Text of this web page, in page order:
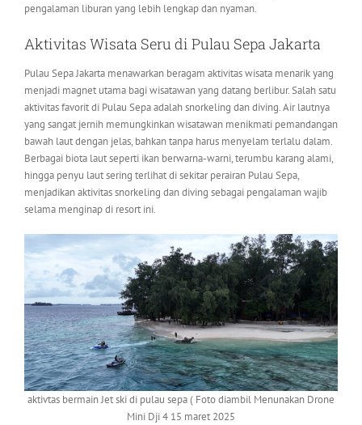
pengalaman liburan yang lebih lengkap dan nyaman.
Aktivitas Wisata Seru di Pulau Sepa Jakarta
Pulau Sepa Jakarta menawarkan beragam aktivitas wisata menarik yang
menjadi magnet utama bagi wisatawan yang datang berlibur. Salah satu
aktivitas favorit di Pulau Sepa adalah snorkeling dan diving. Air lautnya
yang sangat jernih memungkinkan wisatawan menikmati pemandangan
bawah laut dengan jelas, bahkan tanpa harus menyelam terlalu dalam.
Berbagai biota laut seperti ikan berwarna-warni, terumbu karang alami,
hingga penyu laut sering terlihat di sekitar perairan Pulau Sepa,
menjadikan aktivitas snorkeling dan diving sebagai pengalaman wajib
selama menginap di resort ini.
aktivtas bermain Jet ski di pulau sepa ( Foto diambil Menunakan Drone
Mini Dji 4 15 maret 2025